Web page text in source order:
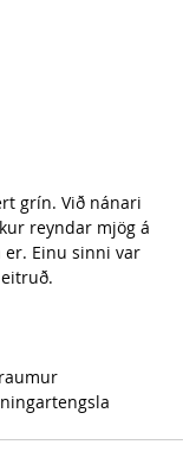
grín. Við nánari
reyndar mjög á
er. Einu sinni var